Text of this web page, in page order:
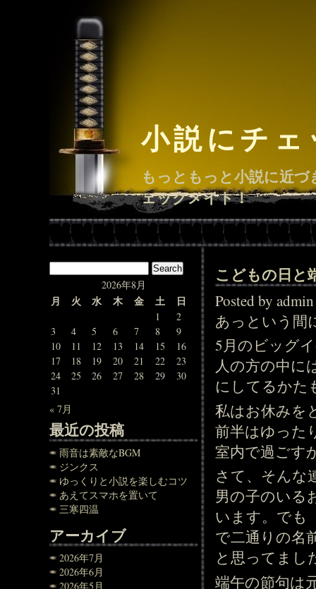
小説にチ
もっともっと小説に近
ェックメイト！
2026年8月
月 火 水 木 金 土 日
1
2
3
4 5 6 7 8
9
10
11 12 13 14 15
16
17
18 19 20 21 22
23
24
25 26 27 28 29
30
31
« 7月
最近の投稿
雨音は素敵なBGM
ジンクス
ゆっくりと小説を楽しむコツ
あえてスマホを置いて
三寒四温
アーカイブ
2026年7月
2026年6月
2026年5月
こどもの日と
Posted by
あっという間
5月のビッグ
人の方の中に
にしてるかた
私はお休みを
前半はゆった
室内で過ごす
さて、そんな
男の子のいる
います。でも
で二通りの名
と思ってまし
端午の節句は